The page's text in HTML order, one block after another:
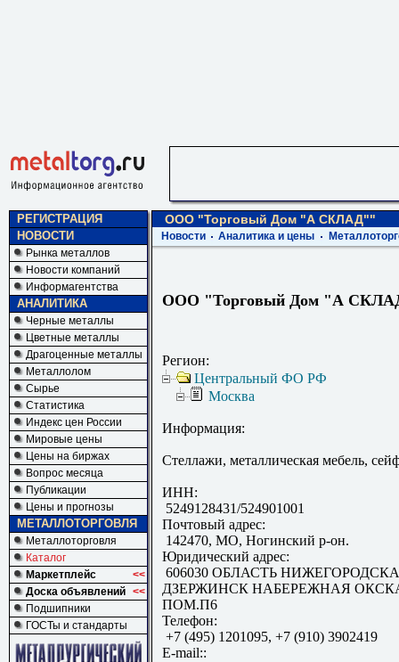
РЕГИСТРАЦИЯ
НОВОСТИ
Рынка металлов
Новости компаний
Информагентства
АНАЛИТИКА
Черные металлы
Цветные металлы
Драгоценные металлы
Металлолом
Сырье
Статистика
Индекс цен России
Мировые цены
Цены на биржах
Вопрос месяца
Публикации
Цены и прогнозы
МЕТАЛЛОТОРГОВЛЯ
Металлоторговля
Каталог
Маркетплейс
<<
Доска объявлений <<
Подшипники
ГОСТы и стандарты
ООО "Торговый Дом "А СКЛАД""
Новости Аналитика и цены
ООО "Торговый Дом "А
Регион:
Центральный ФО РФ
Москва
Информация:
Стеллажи, металлическая мебель,
ИНН:
5249128431/524901001
Почтовый адрес:
142470, МО, Ногинский р-он.
Юридический адрес:
606030 ОБЛАСТЬ
ДЗЕРЖИНСК НАБЕРЕЖНАЯ
ПОМ.П6
Телефон:
+7 (495) 1201095, +7 (910) 3902419
E-mail::